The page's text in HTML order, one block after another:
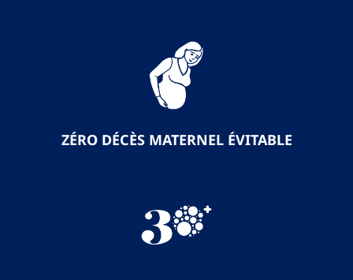
ZÉRO DÉCÈS MATERNEL ÉVITABLE